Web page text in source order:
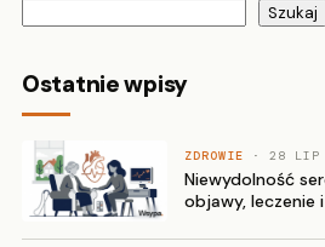
Szukaj
Ostatnie wpisy
ZDROWIE · 28 LIP
Niewydolność
objawy, leczenie